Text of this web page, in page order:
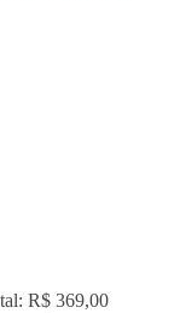
R$ 369,00